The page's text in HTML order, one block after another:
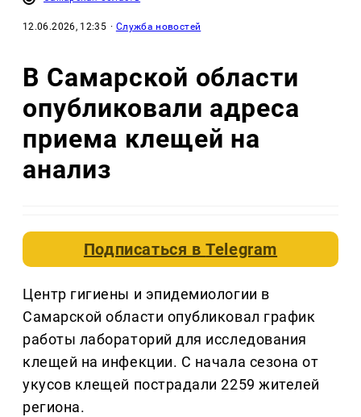
12.06.2026, 12:35 · Служба новостей
В Самарской области
опубликовали адреса
приема клещей на
анализ
Подписаться вTelegram
Центр гигиены и эпидемиологии в
Самарской области опубликовал график
работы лабораторий для исследования
клещей на инфекции. С начала сезона от
укусов клещей пострадали 2259 жителей
региона.